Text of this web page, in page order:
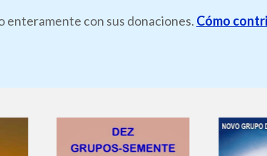
enteramente con sus donaciones. Cómo